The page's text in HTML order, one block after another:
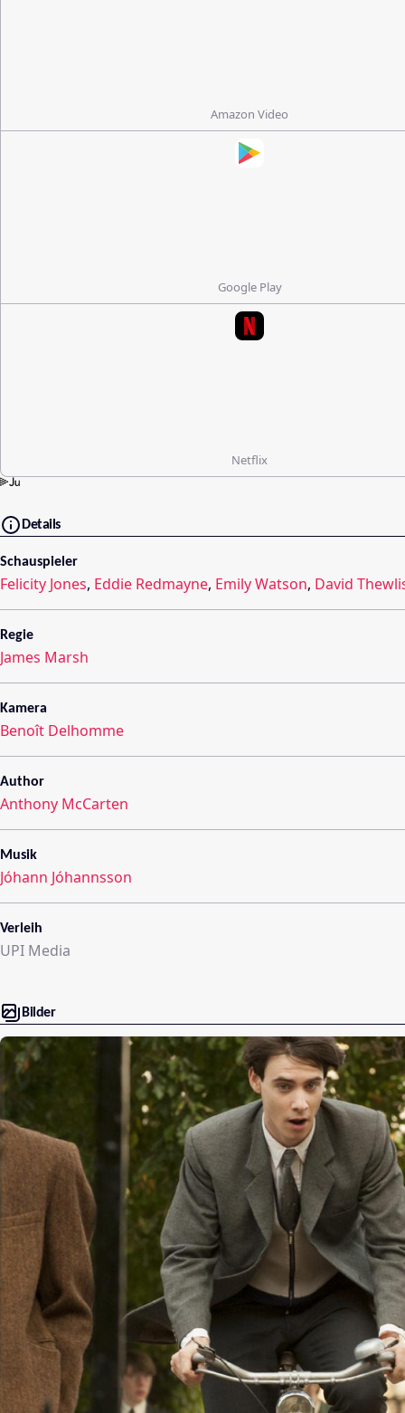
Amazon Video
Google Play
Netflix
Details
Schauspieler
Felicity Jones, Eddie Redmayne, Emily Watson, David
Regie
James Marsh
Kamera
Benoît Delhomme
Author
Anthony McCarten
Musik
Jóhann Jóhannsson
Verleih
UPI Media
Bilder